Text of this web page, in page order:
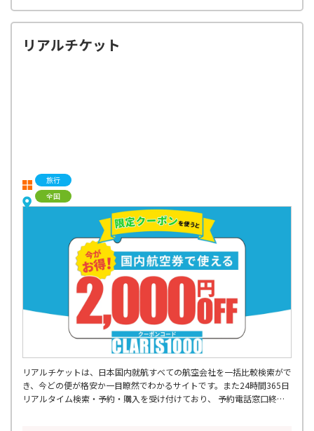
リアルチケット
旅行
全国
リアルチケットは、日本国内就航すべての航空会社を一括比較検索がで
き、今どの便が格安か一目瞭然でわかるサイトです。また24時間365日
リアルタイム検索・予約・購入を受け付けており、 予約電話窓口終了